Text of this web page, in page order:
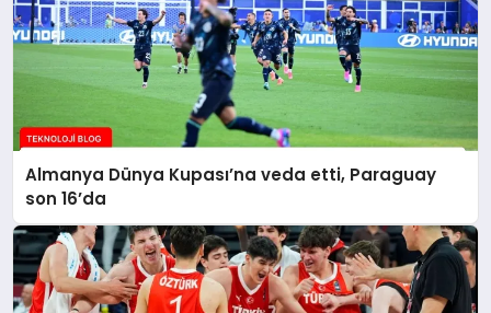
Almanya Dünya Kupası’na veda etti, Paraguay
son 16’da